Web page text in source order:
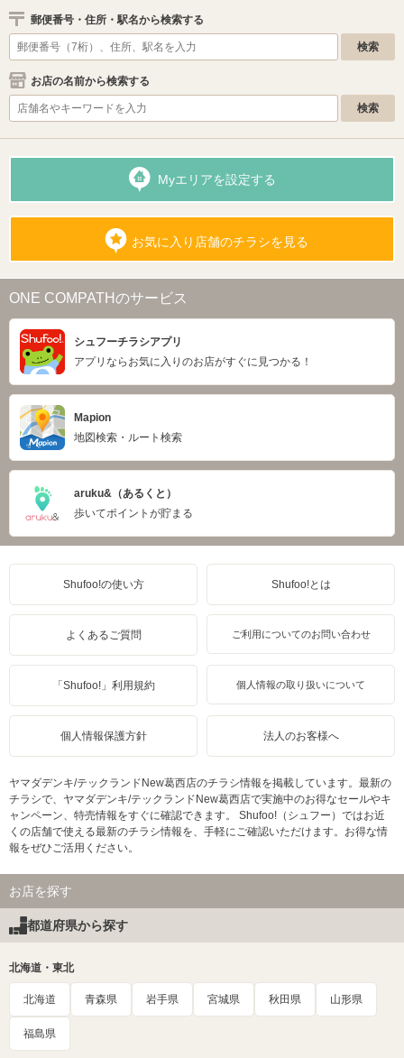
郵便番号・住所・駅名から検索する
お店の名前から検索する
Myエリアを設定する
お気に入り店舗のチラシを見る
ONE COMPATHのサービス
シュフーチラシアプリ
アプリならお気に入りのお店がすぐに見つかる！
Mapion
地図検索・ルート検索
aruku&（あるくと）
歩いてポイントが貯まる
Shufoo!の使い方 Shufoo!とは
よくあるご質問 ご利用についてのお問い合わせ
「Shufoo!」利用規約 個人情報の取り扱いについて
個人情報保護方針 法人のお客様へ
ヤマダデンキ/テックランドNew葛西店のチラシ情報を掲載しています。最新の
チラシで、ヤマダデンキ/テックランドNew葛西店で実施中のお得なセールやキ
ャンペーン、特売情報をすぐに確認できます。 Shufoo!（シュフー）ではお近
くの店舗で使える最新のチラシ情報を、手軽にご確認いただけます。お得な情
報をぜひご活用ください。
お店を探す
都道府県から探す
北海道・東北
北海道 青森県 岩手県 宮城県 秋田県 山形県
福島県